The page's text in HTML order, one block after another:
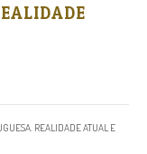
REALIDADE ATUAL E